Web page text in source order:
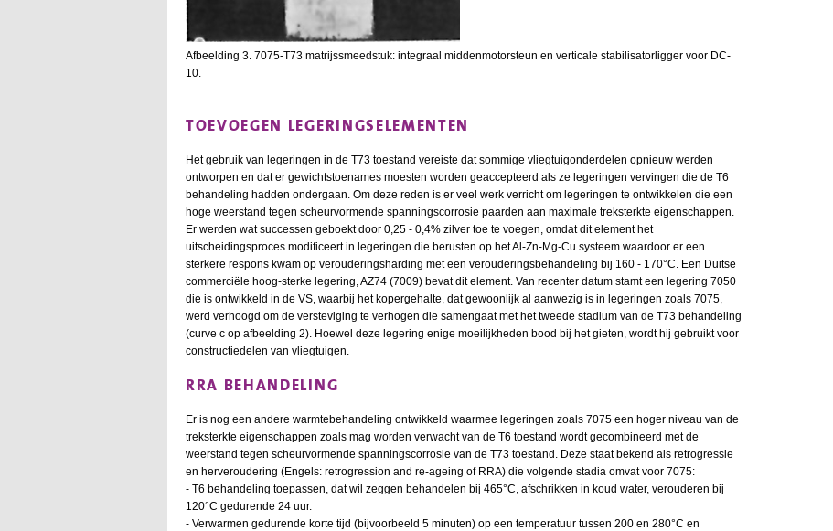
Afbeelding 3. 7075-T73 matrijssmeedstuk: integraal middenmotorsteun en verticale stabilisatorligger voor DC-
10.
TOEVOEGEN LEGERINGSELEMENTEN
Het gebruik van legeringen in de T73 toestand vereiste dat sommige vliegtuigonderdelen opnieuw werden
ontworpen en dat er gewichtstoenames moesten worden geaccepteerd als ze legeringen vervingen die de T6
behandeling hadden ondergaan. Om deze reden is er veel werk verricht om legeringen te ontwikkelen die een
hoge weerstand tegen scheurvormende spanningscorrosie paarden aan maximale treksterkte eigenschappen.
Er werden wat successen geboekt door 0,25 - 0,4% zilver toe te voegen, omdat dit element het
uitscheidingsproces modificeert in legeringen die berusten op het Al-Zn-Mg-Cu systeem waardoor er een
sterkere respons kwam op verouderingsharding met een verouderingsbehandeling bij 160 - 170°C. Een Duitse
commerciële hoog-sterke legering, AZ74 (7009) bevat dit element. Van recenter datum stamt een legering 7050
die is ontwikkeld in de VS, waarbij het kopergehalte, dat gewoonlijk al aanwezig is in legeringen zoals 7075,
werd verhoogd om de versteviging te verhogen die samengaat met het tweede stadium van de T73 behandeling
(curve c op afbeelding 2). Hoewel deze legering enige moeilijkheden bood bij het gieten, wordt hij gebruikt voor
constructiedelen van vliegtuigen.
RRA BEHANDELING
Er is nog een andere warmtebehandeling ontwikkeld waarmee legeringen zoals 7075 een hoger niveau van de
treksterkte eigenschappen zoals mag worden verwacht van de T6 toestand wordt gecombineerd met de
weerstand tegen scheurvormende spanningscorrosie van de T73 toestand. Deze staat bekend als retrogressie
en herveroudering (Engels: retrogression and re-ageing of RRA) die volgende stadia omvat voor 7075:
- T6 behandeling toepassen, dat wil zeggen behandelen bij 465°C, afschrikken in koud water, verouderen bij
120°C gedurende 24 uur.
- Verwarmen gedurende korte tijd (bijvoorbeeld 5 minuten) op een temperatuur tussen 200 en 280°C en